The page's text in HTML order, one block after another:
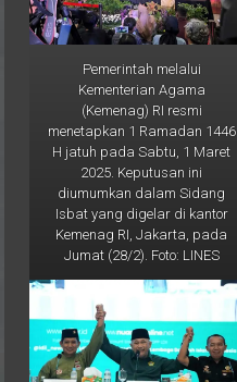
Pemerintah melalui
Kementerian Agama
(Kemenag) RI resmi
menetapkan 1 Ramadan 1446
H jatuh pada Sabtu, 1 Maret
2025. Keputusan ini
diumumkan dalam Sidang
Isbat yang digelar di kantor
Kemenag RI, Jakarta, pada
Jumat (28/2). Foto: LINES